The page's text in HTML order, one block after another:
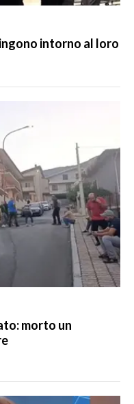
intorno al loro
morto un